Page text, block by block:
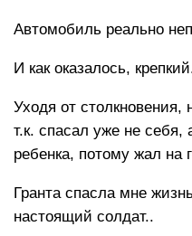
Автомобиль реально
И как оказалось,
Уходя от столкновения,
т.к. спасал уже не
ребенка, потому жал на
Гранта спасла мне
настоящий солдат..